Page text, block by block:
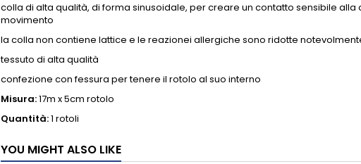
colla di alta qualità, di forma sinusoidale, per creare un contatto sensibile
movimento
la colla non contiene lattice e le reazionei allergiche sono ridotte
tessuto di alta qualità
confezione con fessura per tenere il rotolo al suo interno
Misura:17m x 5cm rotolo
Quantità:1 rotoli
YOU MIGHT ALSO LIKE